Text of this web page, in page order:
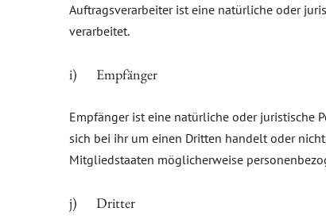
Auftragsverarbeiter ist eine natürliche oder
verarbeitet.
i) Empfänger
Empfänger ist eine natürliche oder juristische
sich bei ihr um einen Dritten handelt oder
Mitgliedstaaten möglicherweise
j) Dritter